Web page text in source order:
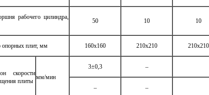
рабочего цилиндра,
50 10 10
опорных плит, мм 160х160 210х210 210х210
скорости
плиты
мм/мин
3±0,3 –
– –